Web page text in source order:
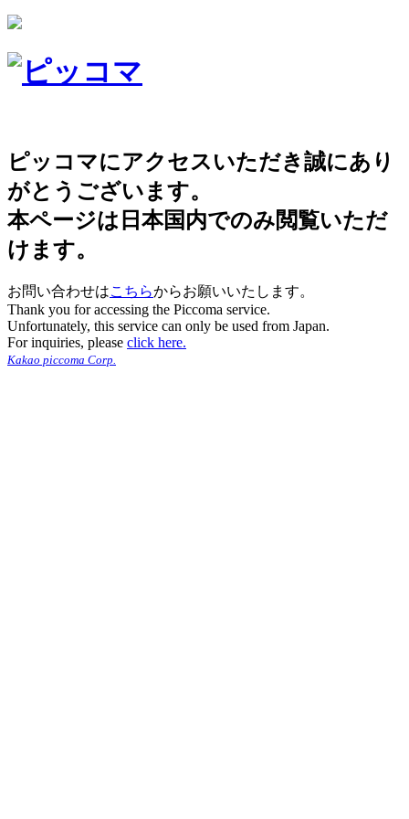
ピッコマにアクセスいただき誠にあり
がとうございます。
本ページは日本国内でのみ閲覧いただ
けます。
お問い合わせはこちらからお願いいたします。
Thank you for accessing the Piccoma service.
Unfortunately, this service can only be used from Japan.
For inquiries, please click here.
Kakao piccoma Corp.